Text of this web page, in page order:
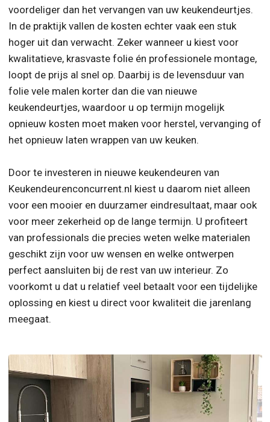
voordeliger dan het vervangen van uw keukendeurtjes.
In de praktijk vallen de kosten echter vaak een stuk
hoger uit dan verwacht. Zeker wanneer u kiest voor
kwalitatieve, krasvaste folie én professionele montage,
loopt de prijs al snel op. Daarbij is de levensduur van
folie vele malen korter dan die van nieuwe
keukendeurtjes, waardoor u op termijn mogelijk
opnieuw kosten moet maken voor herstel, vervanging of
het opnieuw laten wrappen van uw keuken.
Door te investeren in nieuwe keukendeuren van
Keukendeurenconcurrent.nl kiest u daarom niet alleen
voor een mooier en duurzamer eindresultaat, maar ook
voor meer zekerheid op de lange termijn. U profiteert
van professionals die precies weten welke materialen
geschikt zijn voor uw wensen en welke ontwerpen
perfect aansluiten bij de rest van uw interieur. Zo
voorkomt u dat u relatief veel betaalt voor een tijdelijke
oplossing en kiest u direct voor kwaliteit die jarenlang
meegaat.